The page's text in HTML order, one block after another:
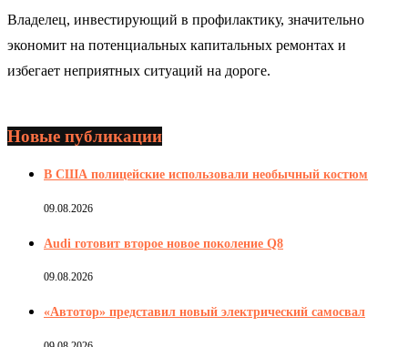
Владелец, инвестирующий в профилактику, значительно
экономит на потенциальных капитальных ремонтах и
избегает неприятных ситуаций на дороге.
Новые публикации
В США полицейские использовали необычный костюм
09.08.2026
Audi готовит второе новое поколение Q8
09.08.2026
«Автотор» представил новый электрический самосвал